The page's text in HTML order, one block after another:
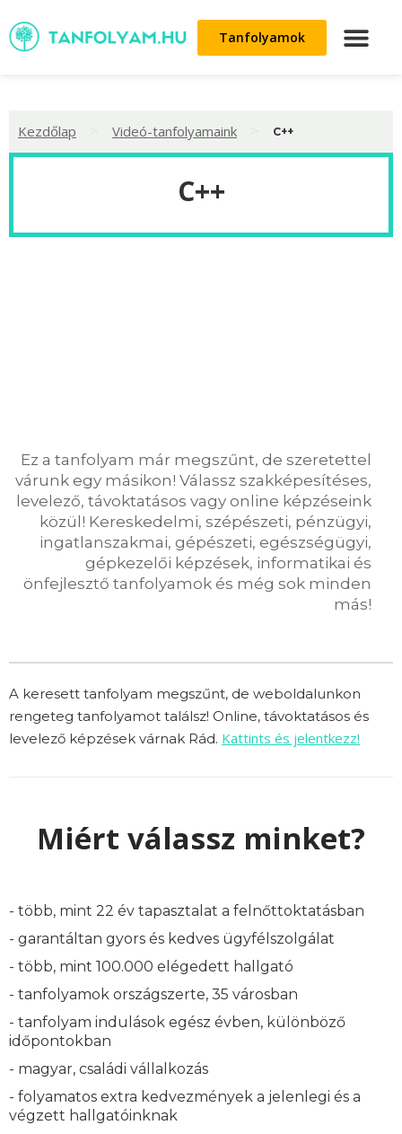
Tanfolyamok
Kezdőlap Videó-tanfolyamaink C++
C++
Ez a tanfolyam már megszűnt, de szeretettel
várunk egy másikon! Válassz szakképesítéses,
levelező, távoktatásos vagy online képzéseink
közül! Kereskedelmi, szépészeti, pénzügyi,
ingatlanszakmai, gépészeti, egészségügyi,
gépkezelői képzések, informatikai és
önfejlesztő tanfolyamok és még sok minden
más!
A keresett tanfolyam megszűnt, de weboldalunkon
rengeteg tanfolyamot találsz! Online, távoktatásos és
levelező képzések várnak Rád. Kattints és jelentkezz!
Miért válassz minket?
- több, mint 22 év tapasztalat a felnőttoktatásban
- garantáltan gyors és kedves ügyfélszolgálat
- több, mint 100.000 elégedett hallgató
- tanfolyamok országszerte, 35 városban
- tanfolyam indulások egész évben, különböző
időpontokban
- magyar, családi vállalkozás
- folyamatos extra kedvezmények a jelenlegi és a
végzett hallgatóinknak